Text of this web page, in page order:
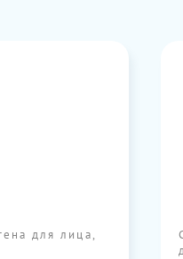
для лица,